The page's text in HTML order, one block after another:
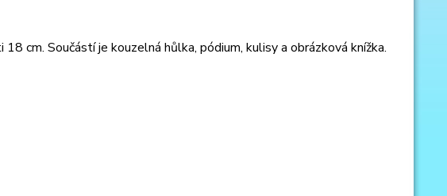
cm. Součástí je kouzelná hůlka, pódium, kulisy a obrázková knížka.